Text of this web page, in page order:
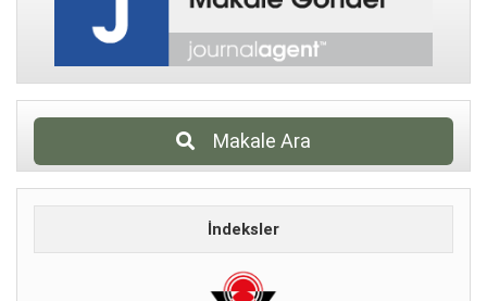
Makale Ara
İndeksler